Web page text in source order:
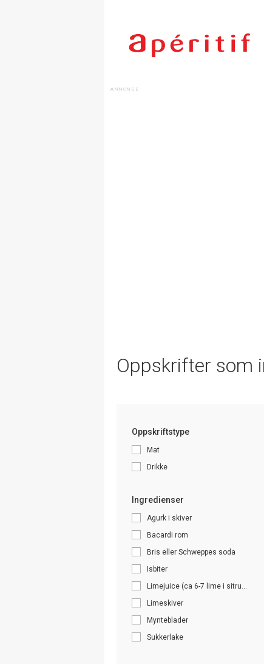
Oppskrifter som
Oppskriftstype
Mat
Drikke
Ingredienser
Agurk i skiver
Bacardi rom
Bris eller Schweppes soda
Isbiter
Limejuice (ca 6-7 lime i sitru...
Limeskiver
Mynteblader
Sukkerlake